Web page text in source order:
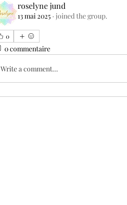
roselyne jund
13 mai 2025 · joined the group.
0
0 commentaire
Write a comment...